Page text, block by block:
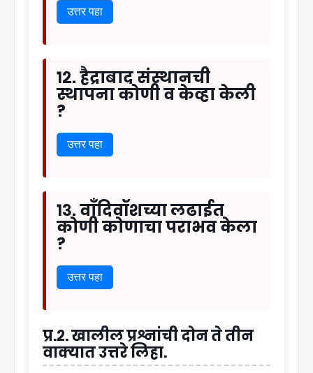
उत्तर पहा
१२. हैद्राबाद संस्थानची
स्थापना कोणी व केव्हा केली
?
उत्तर पहा
१३. वाँदिवॉशच्या लढाईत
कोणी कोणाचा पराभव केला
?
उत्तर पहा
प्र.२. खालील प्रश्नांची दोन ते तीन
वाक्यात उत्तरे लिहा.